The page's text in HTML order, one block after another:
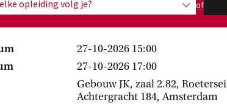
opleiding volg je? toon opties
of
27-10-2026 15:00
27-10-2026 17:00
Gebouw JK, zaal 2.82,
Achtergracht 184, Amsterdam